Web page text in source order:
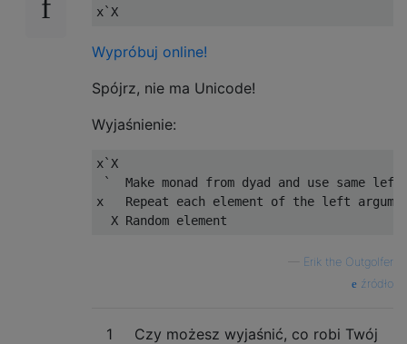
Wypróbuj online!
Spójrz, nie ma Unicode!
Wyjaśnienie:
x`X
`  Make monad from dyad and use same
x   Repeat each element of the left
Erik the Outgolfer
źródło
1
Czy możesz wyjaśnić, co robi Twój